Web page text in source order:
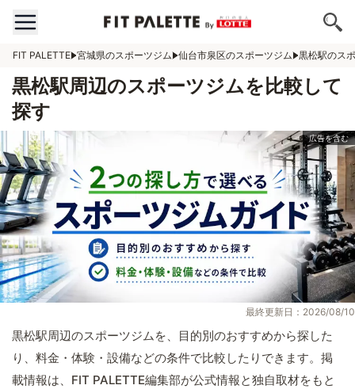
FIT PALETTE 宮城県のスポーツジム 仙台市泉区のスポーツジム 黒松駅のス
黒松駅周辺のスポーツジムを比較して
探す
最終更新日：2026/08/10
黒松駅周辺のスポーツジムを、目的別のおすすめから探した
り、料金・体験・設備などの条件で比較したりできます。掲
載情報は、FIT PALETTE編集部が公式情報と独自取材をもと